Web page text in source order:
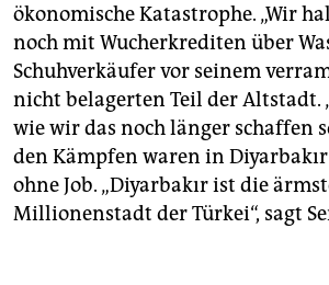
ökonomische Katastrophe. „Wir
noch mit Wucherkrediten über
Schuhverkäufer vor seinem
nicht belagerten Teil der Altstadt.
wie wir das noch länger schaffen
den Kämpfen waren in
ohne Job. „Diyarbakır ist die
Millionenstadt der Türkei“, sagt